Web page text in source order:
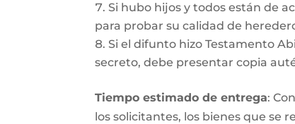
Si hubo hijos y todos están de
para probar su calidad de
Si el difunto hizo Testamento
secreto, debe presentar copia
Tiempo estimado de entrega:
los solicitantes, los bienes que se